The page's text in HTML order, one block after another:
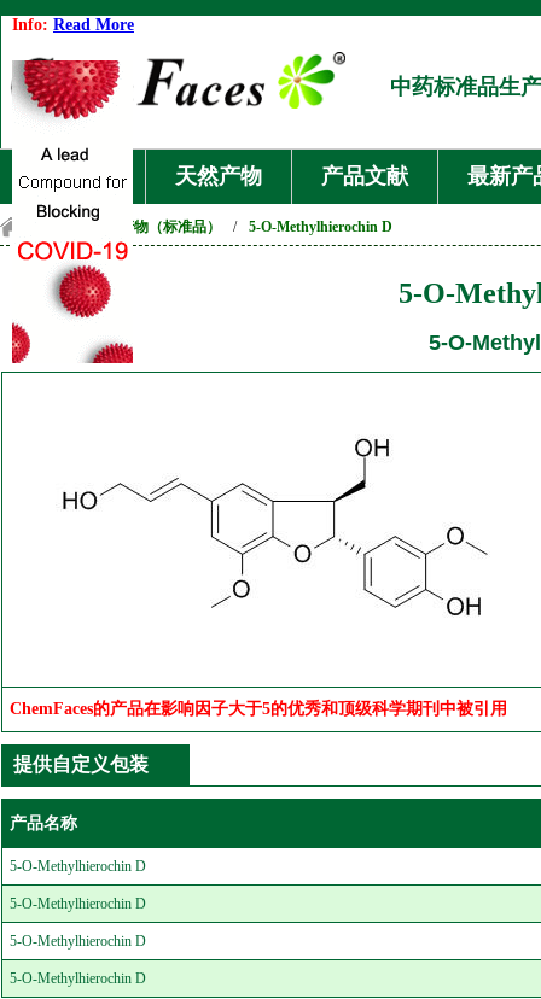
Info: Read More
中药标准品生
首页 天然产物 产品文献 最新产
天然产物（标准品） / 5-O-Methylhierochin D
5-O-
5-O-
ChemFaces的产品在影响因子大于5的优秀和顶级科学期刊中被引用
提供自定义包装
产品名称
5-O-Methylhierochin D
5-O-Methylhierochin D
5-O-Methylhierochin D
5-O-Methylhierochin D